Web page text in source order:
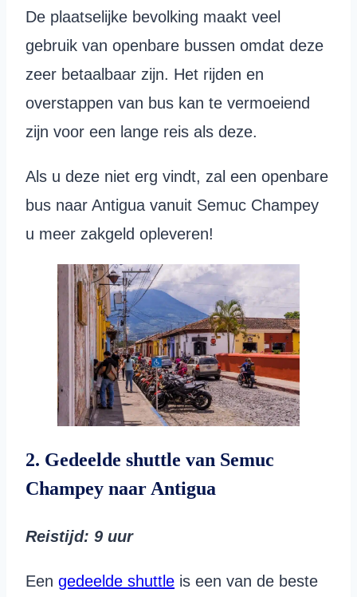
De plaatselijke bevolking maakt veel
gebruik van openbare bussen omdat deze
zeer betaalbaar zijn. Het rijden en
overstappen van bus kan te vermoeiend
zijn voor een lange reis als deze.
Als u deze niet erg vindt, zal een openbare
bus naar Antigua vanuit Semuc Champey
u meer zakgeld opleveren!
2. Gedeelde shuttle van Semuc
Champey naar Antigua
Reistijd: 9 uur
Een gedeelde shuttle is een van de beste